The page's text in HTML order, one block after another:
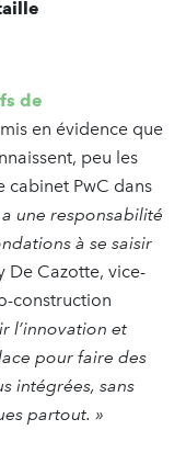
de
en évidence que
peu les
cabinet PwC dans
a une responsabilité
à se saisir
De Cazotte, vice-
construction
l’innovation et
pour faire des
intégrées, sans
partout. »